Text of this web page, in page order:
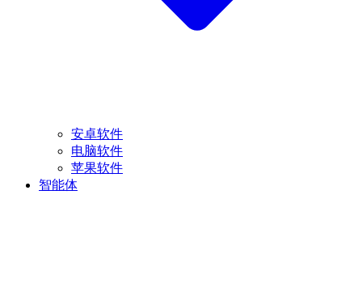
安卓软件
电脑软件
苹果软件
智能体